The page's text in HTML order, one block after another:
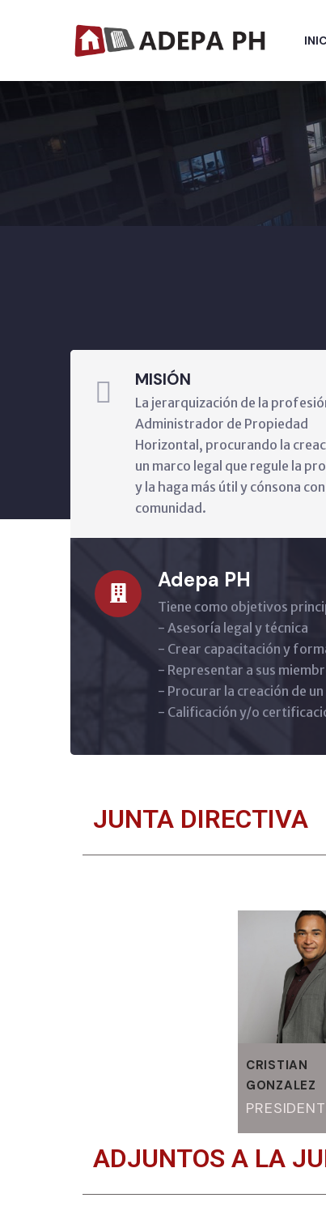
MISIÓN
La jerarquización de la
Administrador de Propiedad
Horizontal, procurando la
un marco legal que regule la
y la haga más útil y cónsona
comunidad.
Adepa PH
Tiene como objetivos
- Asesoría legal y técnica
- Crear capacitación y
- Representar a sus
- Procurar la creación de
- Calificación y/o
JUNTA DIRECTIVA
CRISTIAN
GONZALEZ
ADJUNTOS A LA